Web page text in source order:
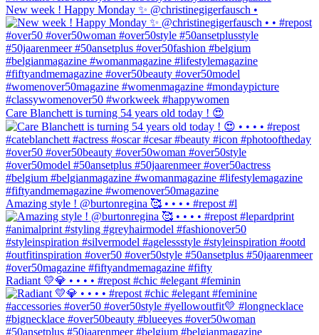
New week ! Happy Monday ✨ @christinegigerfausch •
Care Blanchett is turning 54 years old today ! 😍
Amazing style ! @burtonregina 🥰 • • • • #repost #l
Radiant 💛💎 • • • • #repost #chic #elegant #feminin